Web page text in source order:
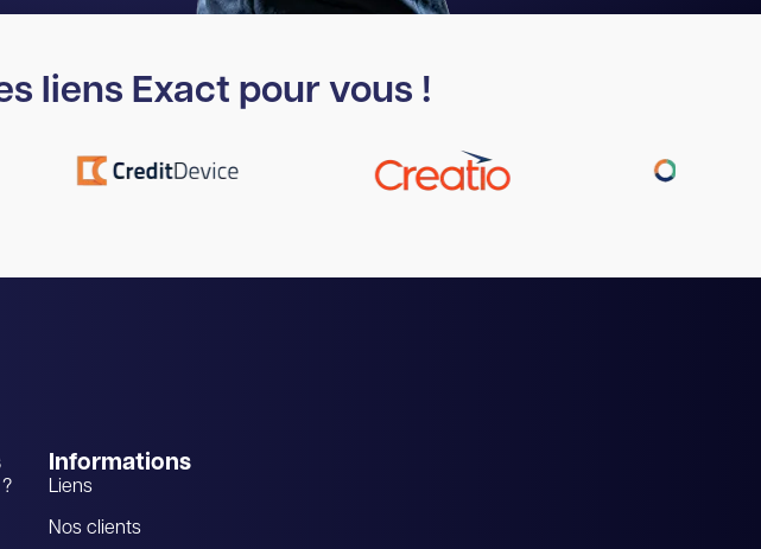
liens Exact pour vous !
Informations
Liens
Nos clients